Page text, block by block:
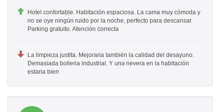
Hotel confortable. Habitación espaciosa. La cama muy cómoda y
no se oye ningún ruido por la noche, perfecto para descansar.
Parking gratuito. Atención correcta
La limpieza justita. Mejoraria también la calidad del desayuno.
Demasiada bolleria industrial. Y una nevera en la habitación
estaria bien